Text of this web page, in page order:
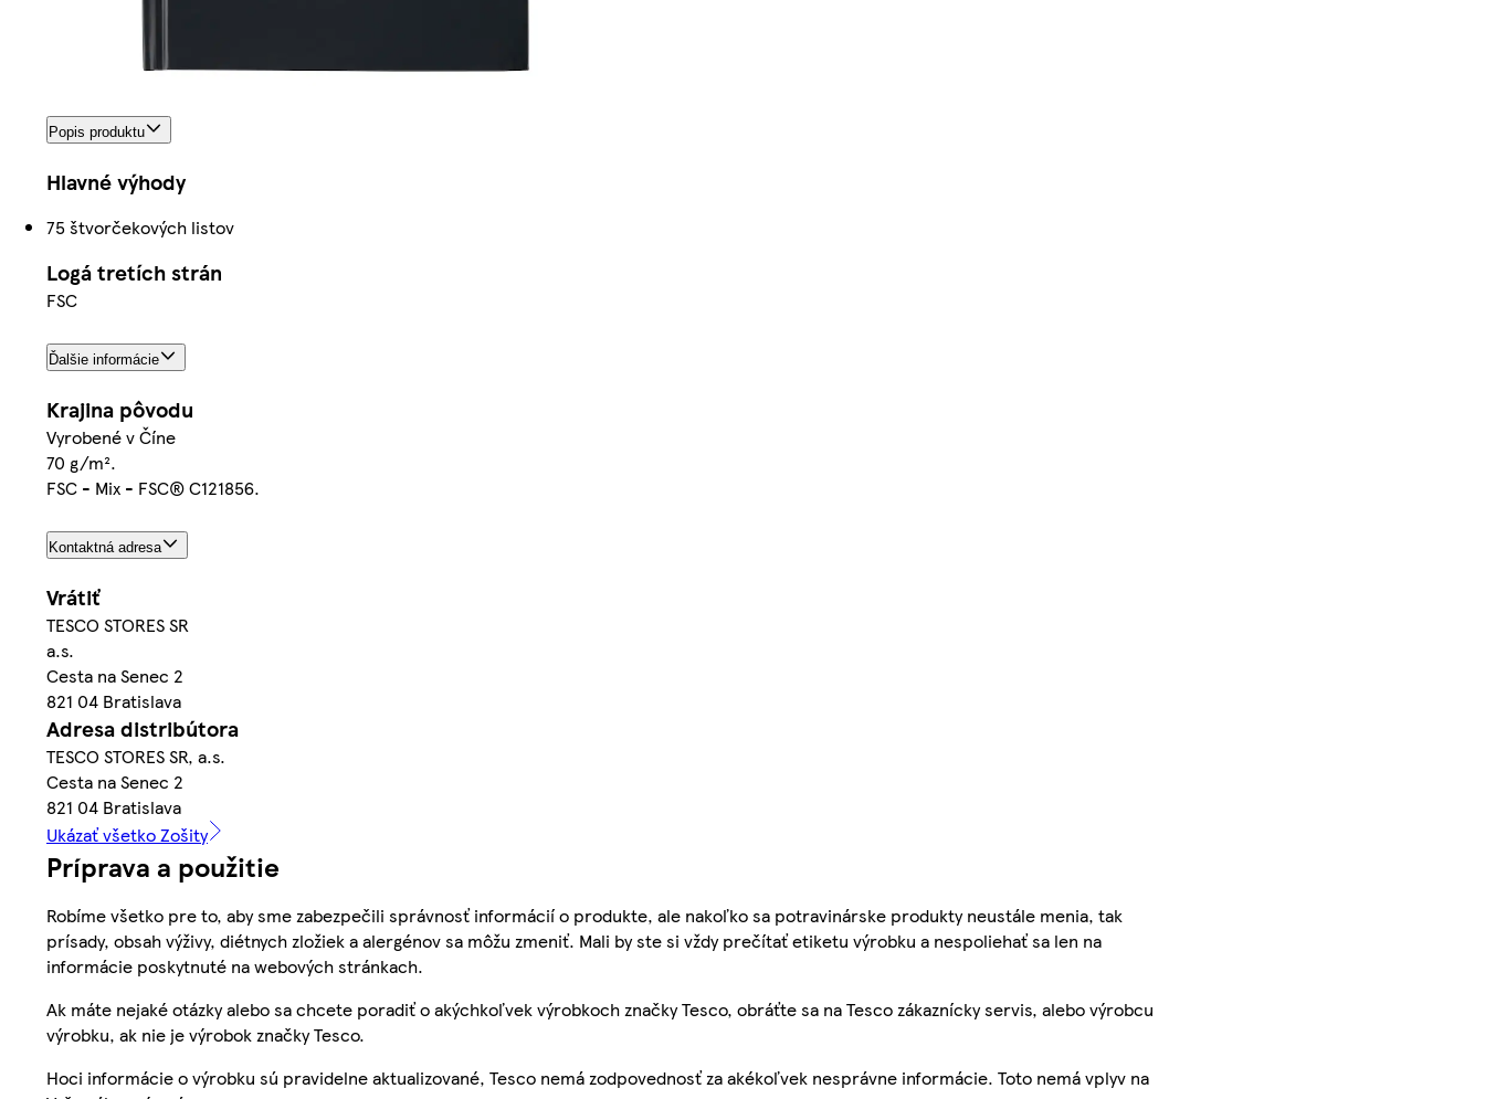
Popis produktu
Hlavné výhody
75 štvorčekových listov
Logá tretích strán
FSC
Ďalšie informácie
Krajina pôvodu
Vyrobené v Číne
70 g/m².
FSC - Mix - FSC® C121856.
Kontaktná adresa
Vrátiť
TESCO STORES SR
a.s.
Cesta na Senec 2
821 04 Bratislava
Adresa distribútora
TESCO STORES SR, a.s.
Cesta na Senec 2
821 04 Bratislava
Ukázať všetko Zošity
Príprava a použitie
Robíme všetko pre to, aby sme zabezpečili správnosť informácií o produkte, ale nakoľko sa potravinárske produkty neustále menia, tak
prísady, obsah výživy, diétnych zložiek a alergénov sa môžu zmeniť. Mali by ste si vždy prečítať etiketu výrobku a nespoliehať sa len na
informácie poskytnuté na webových stránkach.
Ak máte nejaké otázky alebo sa chcete poradiť o akýchkoľvek výrobkoch značky Tesco, obráťte sa na Tesco zákaznícky servis, alebo výrobcu
výrobku, ak nie je výrobok značky Tesco.
Hoci informácie o výrobku sú pravidelne aktualizované, Tesco nemá zodpovednosť za akékoľvek nesprávne informácie. Toto nemá vplyv na